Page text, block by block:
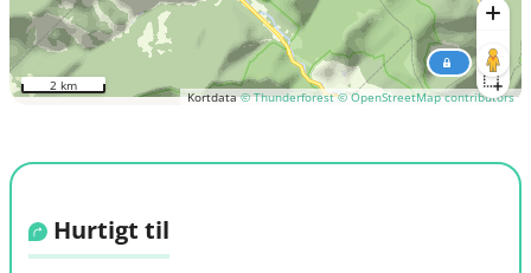
Kortdata© Thunderforest © OpenStreetMap contributors
2 km
Hurtigt til